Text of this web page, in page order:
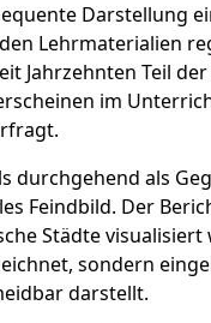
Darstellung
Lehrmaterialien
Jahrzehnten Teil
im
durchgehend als
Feindbild. Der
Städte
sondern
darstellt.